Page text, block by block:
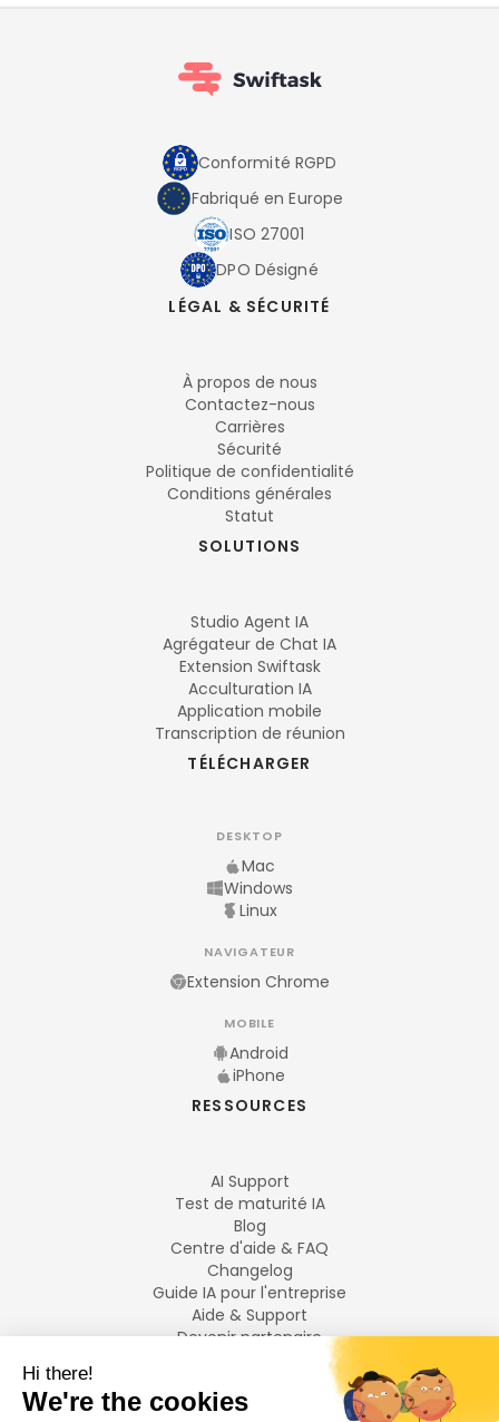
Conformité RGPD
Fabriqué en Europe
ISO 27001
DPO Désigné
LÉGAL & SÉCURITÉ
À propos de nous
Contactez-nous
Carrières
Sécurité
Politique de confidentialité
Conditions générales
Statut
SOLUTIONS
Studio Agent IA
Agrégateur de Chat IA
Extension Swiftask
Acculturation IA
Application mobile
Transcription de réunion
TÉLÉCHARGER
DESKTOP
Mac
Windows
Linux
NAVIGATEUR
Extension Chrome
MOBILE
Android
iPhone
RESSOURCES
AI Support
Test de maturité IA
Blog
Centre d'aide & FAQ
Changelog
Guide IA pour l'entreprise
Aide & Support
Devenir partenaire
LANGUES